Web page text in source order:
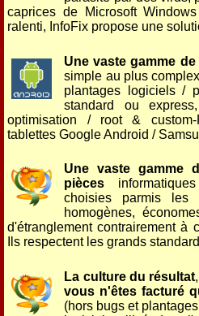
caprices de Microsoft
ralenti, InfoFix propose une
Une vaste gamme
simple au plus
plantages logiciels /
standard ou
optimisation / root &
tablettes Google Android /
Une vaste gamme
pièces
choisies parmis les
homogènes,
d'étranglement contrairement à
Ils respectent les grands
La culture du résultat
vous n'êtes facturé
(hors bugs et